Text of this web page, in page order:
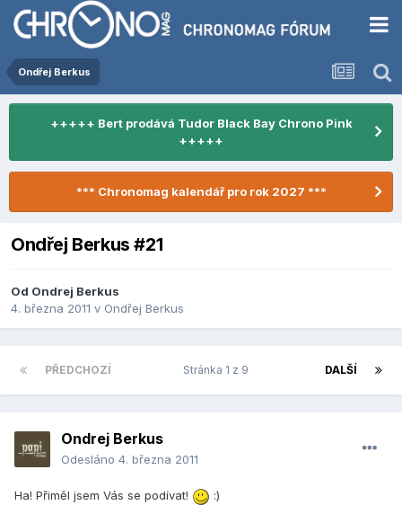
Ondřej Berkus
+++++ Bert prodává Tudor Black Bay Chrono Pink
+++++
*** Chronomag kalendář pro rok 2027 ***
Ondřej Berkus #21
Od Ondrej Berkus
4. března 2011 v Ondřej Berkus
PŘEDCHOZÍ DALŠÍ
Stránka 1 z 9
Ondrej Berkus
Odesláno 4. března 2011
Ha! Přiměl jsem Vás se podívat! :)